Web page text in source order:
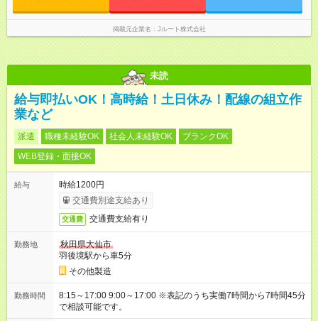
掲載元企業名 Jルート株式会社
未読
給与即払いOK！高時給！土日休み！配線の組立作
業など
派遣 職種未経験OK 社会人未経験OK
ブランクOK
WEB登録・面接OK
給与
時給1200円
交通費別途支給あり
交通費 交通費支給有り
勤務地
秋田県大仙市
羽後境駅から車5分
その他製造
勤務時間
8:15～17:00 9:00～17:00 ※表記のうち実働7時間から7時間45分
で相談可能です。